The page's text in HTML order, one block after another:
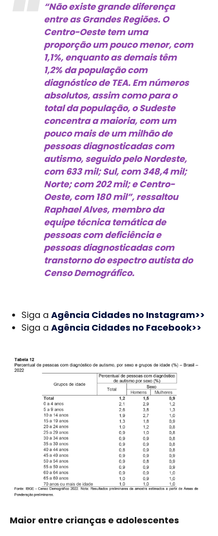
“Não existe grande diferença
entre as Grandes Regiões. O
Centro-Oeste tem uma
proporção um pouco menor, com
1,1%, enquanto as demais têm
1,2% da população com
diagnóstico de TEA. Em números
absolutos, assim como para o
total da população, o Sudeste
concentra a maioria, com um
pouco mais de um milhão de
pessoas diagnosticadas com
autismo, seguido pelo Nordeste,
com 633 mil; Sul, com 348,4 mil;
Norte; com 202 mil; e Centro-
Oeste, com 180 mil”, ressaltou
Raphael Alves, membro da
equipe técnica temática de
pessoas com deficiência e
pessoas diagnosticadas com
transtorno do espectro autista do
Censo Demográfico.
Siga a Agência Cidades no Instagram>>
Siga a Agência Cidades no Facebook>>
Maior entre crianças e adolescentes